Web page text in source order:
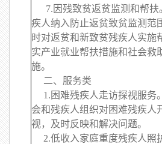
7.因残致贫返贫监测和帮扶
疾人纳入防止返贫致贫监测范
时对返贫和新致贫残疾人实施
实产业就业帮扶措施和社会救
施。
二、服务类
1.困难残疾人走访探视服务
会和残疾人组织对困难残疾人
视，及时反映和解决问题。
2.低收入家庭重度残疾人照